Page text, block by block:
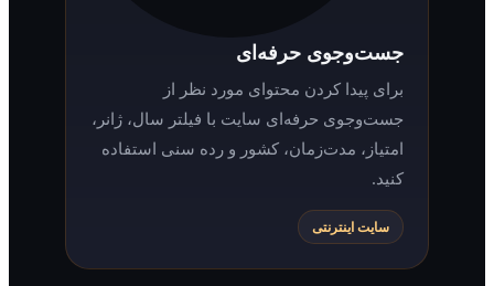
جست‌وجوی حرفه‌ای
برای پیدا کردن محتوای مورد نظر از
جست‌وجوی حرفه‌ای سایت با فیلتر سال، ژانر،
امتیاز، مدت‌زمان، کشور و رده سنی استفاده
سایت اینترنتی